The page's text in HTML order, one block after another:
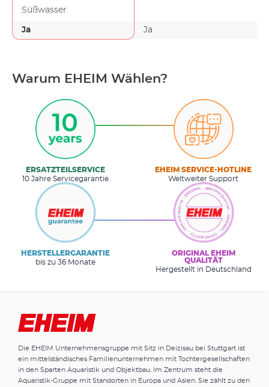
Süßwasser
Ja Ja
Warum EHEIM Wählen?
ERSATZTEILSERVICE
10 Jahre Servicegarantie
EHEIM SERVICE-HOTLINE
Weltweiter Support
HERSTELLERGARANTIE
bis zu 36 Monate
ORIGINAL EHEIM
QUALITÄT
Hergestellt in Deutschland
Die EHEIM Unternehmensgruppe mit Sitz in Deizisau bei Stuttgart ist
ein mittelständisches Familienunternehmen mit Tochtergesellschaften
in den Sparten Aquaristik und Objektbau. Im Zentrum steht die
Aquaristik-Gruppe mit Standorten in Europa und Asien. Sie zählt zu den